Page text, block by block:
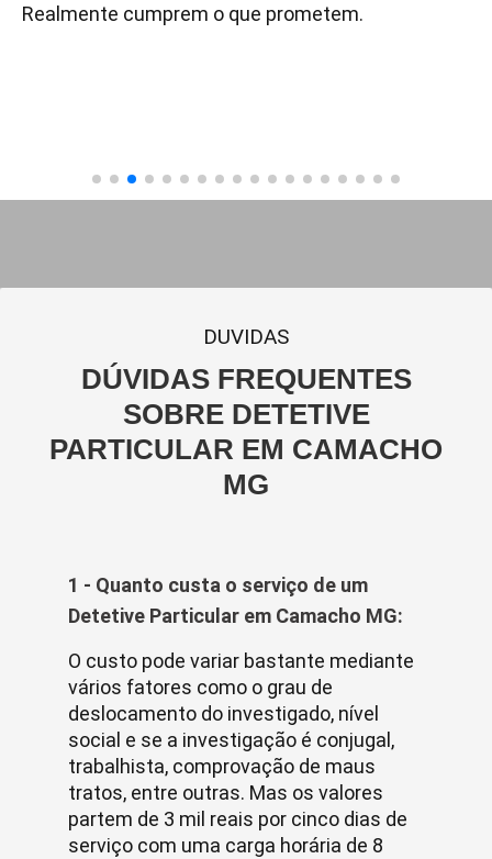
Realmente cumprem o que prometem.
DUVIDAS
DÚVIDAS FREQUENTES
SOBRE DETETIVE
PARTICULAR EM CAMACHO
MG
1 - Quanto custa o serviço de um
Detetive Particular em Camacho MG:
O custo pode variar bastante mediante
vários fatores como o grau de
deslocamento do investigado, nível
social e se a investigação é conjugal,
trabalhista, comprovação de maus
tratos, entre outras. Mas os valores
partem de 3 mil reais por cinco dias de
serviço com uma carga horária de 8